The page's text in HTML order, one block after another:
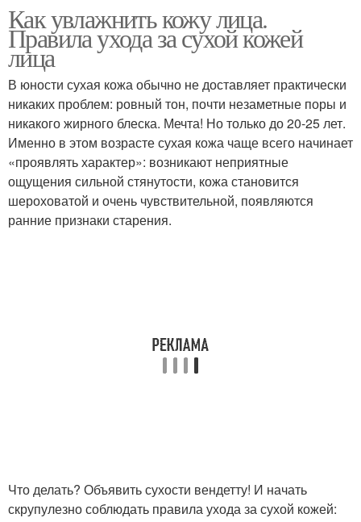
Как увлажнить кожу лица.
Правила ухода за сухой кожей
лица
В юности сухая кожа обычно не доставляет практически
никаких проблем: ровный тон, почти незаметные поры и
никакого жирного блеска. Мечта! Но только до 20-25 лет.
Именно в этом возрасте сухая кожа чаще всего начинает
«проявлять характер»: возникают неприятные
ощущения сильной стянутости, кожа становится
шероховатой и очень чувствительной, появляются
ранние признаки старения.
Что делать? Объявить сухости вендетту! И начать
скрупулезно соблюдать правила ухода за сухой кожей: